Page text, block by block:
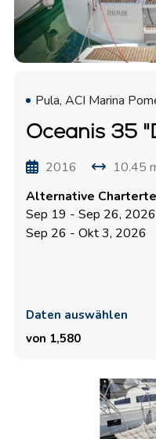
Pula, ACI Marina
Oceanis 35
2016 10.45
Alternative
Sep 19 - Sep 26, 2026
Sep 26 - Okt 3, 2026
Daten auswählen
von 1,580